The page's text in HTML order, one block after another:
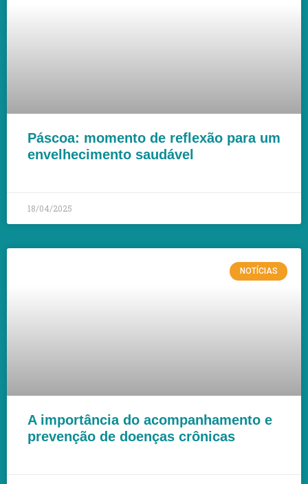
Páscoa: momento de reflexão para um
envelhecimento saudável
18/04/2025
NOTÍCIAS
A importância do acompanhamento e
prevenção de doenças crônicas